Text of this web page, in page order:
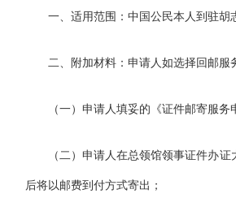
一、适用范围：中国公民本人到驻胡
二、附加材料：申请人如选择回邮
（一）申请人填妥的《证件邮寄服务
（二）申请人在总领馆领事证件办
后将以邮费到付方式寄出；